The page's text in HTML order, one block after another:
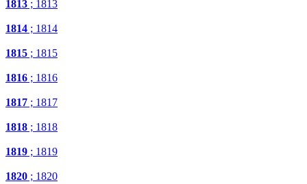
1813 ; 1813
1814 ; 1814
1815 ; 1815
1816 ; 1816
1817 ; 1817
1818 ; 1818
1819 ; 1819
1820 ; 1820